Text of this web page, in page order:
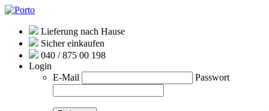
Lieferung nach Hause
Sicher einkaufen
040 / 875 00 198
Login
E-Mail
Passwort